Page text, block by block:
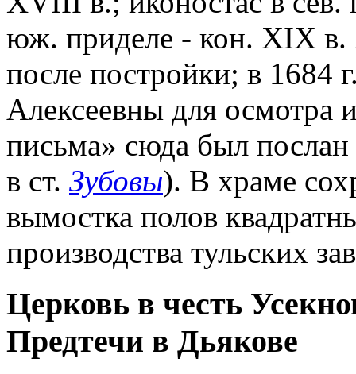
юж. приделе - кон. XIX
после постройки; в 1684
Алексеевны для осмотра
письма» сюда был
в ст. Зубовы). В храме
вымостка полов
производства тульских
Церковь в честь
Предтечи в Дьякове